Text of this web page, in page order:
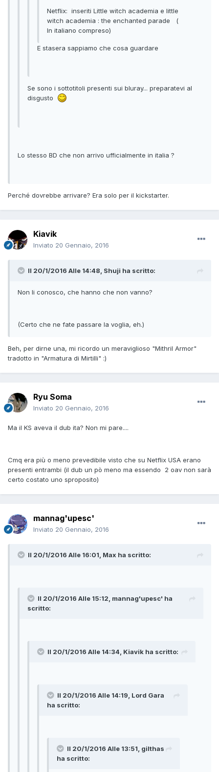
Netflix: inseriti Little witch academia e little
witch academia : the enchanted parade (
In italiano compreso)
E stasera sappiamo che cosa guardare
Se sono i sottotitoli presenti sui bluray... preparatevi al
disgusto
Lo stesso BD che non arrivo ufficialmente in italia ?
Perché dovrebbe arrivare? Era solo per il kickstarter.
Kiavik
Inviato 20 Gennaio, 2016
Il 20/1/2016 Alle 14:48, Shuji ha scritto:
Non li conosco, che hanno che non vanno?
(Certo che ne fate passare la voglia, eh.)
Beh, per dirne una, mi ricordo un meraviglioso "Mithril Armor"
tradotto in "Armatura di Mirtilli" :)
Ryu Soma
Inviato 20 Gennaio, 2016
Ma il KS aveva il dub ita? Non mi pare....
Cmq era più o meno prevedibile visto che su Netflix USA erano
presenti entrambi (il dub un pò meno ma essendo 2 oav non sarà
certo costato uno sproposito)
mannag'upesc'
Inviato 20 Gennaio, 2016
Il 20/1/2016 Alle 16:01, Max ha scritto:
Il 20/1/2016 Alle 15:12, mannag'upesc' ha
scritto:
Il 20/1/2016 Alle 14:34, Kiavik ha scritto:
Il 20/1/2016 Alle 14:19, Lord Gara
ha scritto:
Il 20/1/2016 Alle 13:51, gilthas
ha scritto: